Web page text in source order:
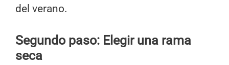
del verano.
Segundo paso: Elegir una rama
seca